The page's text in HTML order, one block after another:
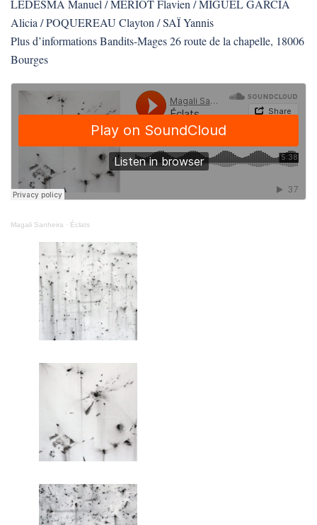
LEDESMA Manuel / MERIOT Flavien / MIGUEL GARCIA
Alicia / POQUEREAU Clayton / SAÏ Yannis
Plus d’informations Bandits-Mages 26 route de la chapelle, 18006
Bourges
Magali Sanheira · Éclats